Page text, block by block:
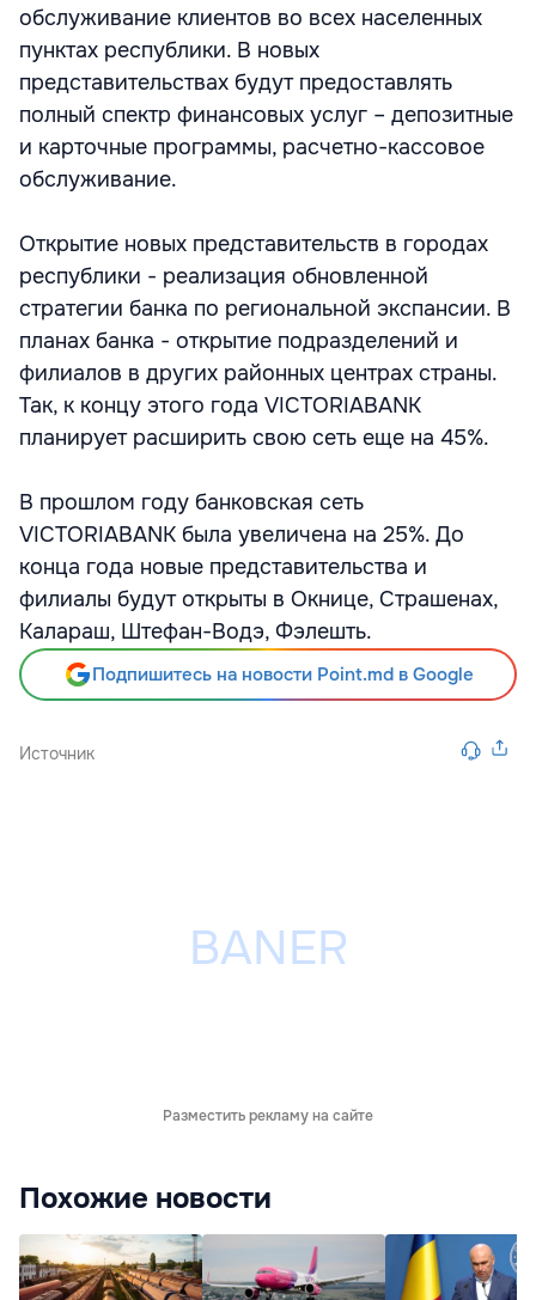
обслуживание клиентов во всех населенных
пунктах республики. В новых
представительствах будут предоставлять
полный спектр финансовых услуг – депозитные
и карточные программы, расчетно-кассовое
обслуживание.
Открытие новых представительств в городах
республики - реализация обновленной
стратегии банка по региональной экспансии. В
планах банка - открытие подразделений и
филиалов в других районных центрах страны.
Так, к концу этого года VICTORIABANK
планирует расширить свою сеть еще на 45%.
В прошлом году банковская сеть
VICTORIABANK была увеличена на 25%. До
конца года новые представительства и
филиалы будут открыты в Окнице, Страшенах,
Калараш, Штефан-Водэ, Фэлешть.
Подпишитесь на новости Point.md в Google
Источник
Разместить рекламу на сайте
Похожие новости